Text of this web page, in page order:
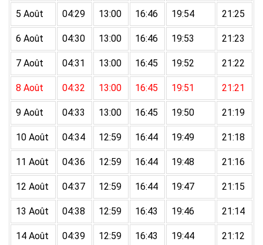
5 Août 04:29 13:00 16:46 19:54 21:25
6 Août 04:30 13:00 16:46 19:53 21:23
7 Août 04:31 13:00 16:45 19:52 21:22
8 Août 04:32 13:00 16:45 19:51 21:21
9 Août 04:33 13:00 16:45 19:50 21:19
10 Août 04:34 12:59 16:44 19:49 21:18
11 Août 04:36 12:59 16:44 19:48 21:16
12 Août 04:37 12:59 16:44 19:47 21:15
13 Août 04:38 12:59 16:43 19:46 21:14
14 Août 04:39 12:59 16:43 19:44 21:12